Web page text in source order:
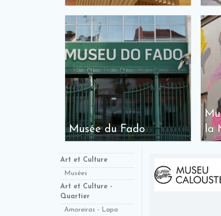
Musée du Fado
la
Art et Culture
Musées
Art et Culture -
Quartier
Amoreiras - Lapa